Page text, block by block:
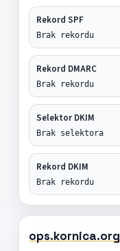
Rekord SPF
Brak rekordu
Rekord DMARC
Brak rekordu
Selektor DKIM
Brak selektora
Rekord DKIM
Brak rekordu
ops.kornica.org